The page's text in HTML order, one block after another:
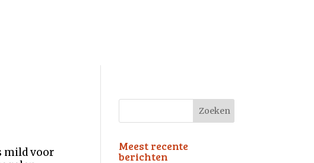
mild voor
Meest recente
berichten